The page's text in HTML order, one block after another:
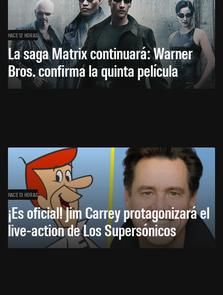
HACE 12 HORAS
La saga Matrix continuará: Warner
Bros. confirma la quinta película
HACE 13 HORAS
¡Es oficial! Jim Carrey protagonizará el
live-action de Los Supersónicos